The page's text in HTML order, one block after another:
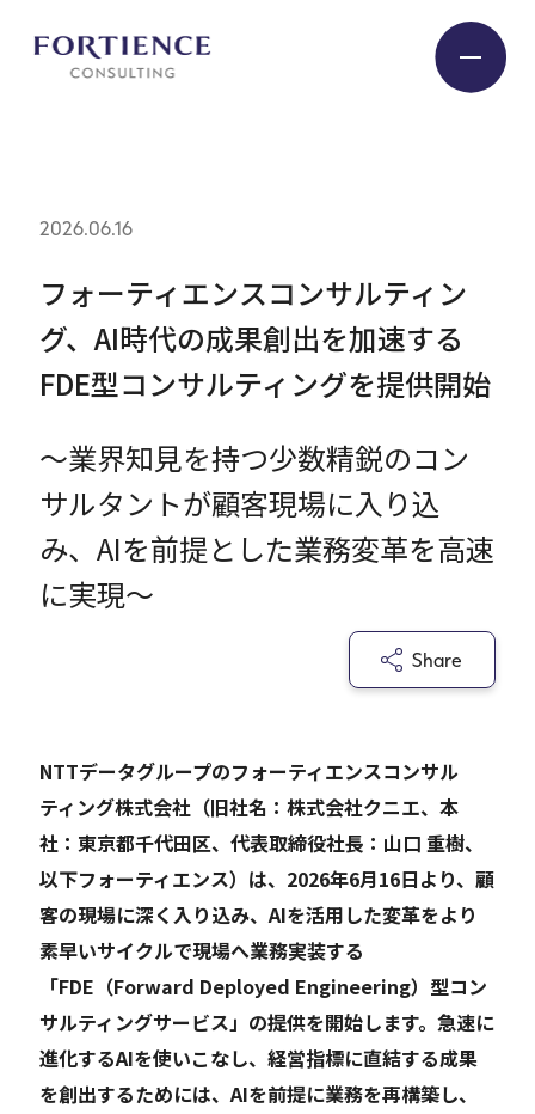
Service
Insight
Expert
Company
Careers
EN
JP
サイト内検索
Contact
フォーティエンスコンサルティン
グ、AI時代の成果創出を加速する
FDE型コンサルティングを提供開始
～業界知見を持つ少数精鋭のコン
サルタントが顧客現場に入り込
み、AIを前提とした業務変革を高速
に実現～
2026.06.16
Share
NTTデータグループのフォーティエンスコンサル
ティング株式会社（旧社名：株式会社クニエ、本
社：東京都千代田区、代表取締役社長：山口 重樹、
以下フォーティエンス）は、2026年6月16日より、顧
客の現場に深く入り込み、AIを活用した変革をより
素早いサイクルで現場へ業務実装する
「FDE（Forward Deployed Engineering）型コン
サルティングサービス」の提供を開始します。急速に
進化するAIを使いこなし、経営指標に直結する成果
を創出するためには、AIを前提に業務を再構築し、